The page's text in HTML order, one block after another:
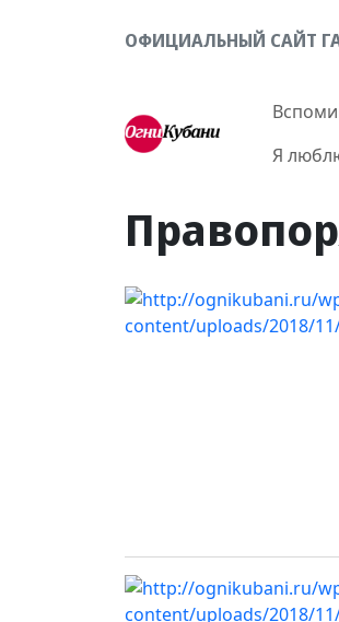
ОФИЦИАЛЬНЫЙ САЙТ
Я